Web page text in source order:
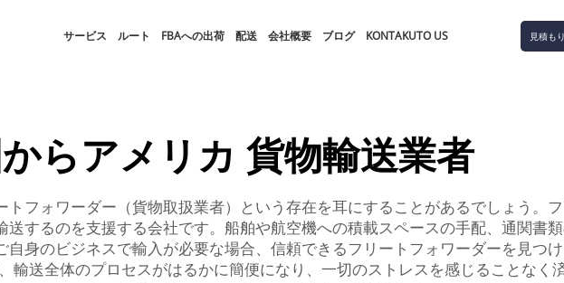
サービス ルート FBAへの出荷 配送 会社概要 ブログ KONTAKUTO US 見積も
らアメリカ 貨物輸送業者
フォワーダー（貨物取扱業者）という存在を耳にすることがあるでしょう。
するのを支援する会社です。船舶や航空機への積載スペースの手配、通関書
身のビジネスで輸入が必要な場合、信頼できるフリートフォワーダーを見つ
送全体のプロセスがはるかに簡便になり、一切のストレスを感じることなく済